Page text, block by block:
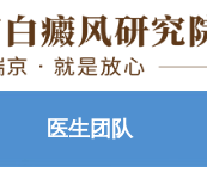
医生团队